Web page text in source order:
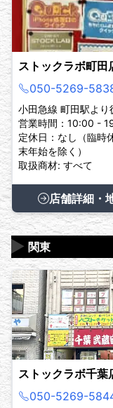
ストックラボ町田
050-5269-
小田急線 町田駅より
営業時間：10:00 -
定休日：なし（臨時
末年始を除く）
取扱商材: すべて
店舗詳細・
関東
▶
ストックラボ千葉
050-5269-